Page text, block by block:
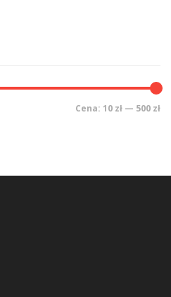
Cena: 10 zł — 500 zł